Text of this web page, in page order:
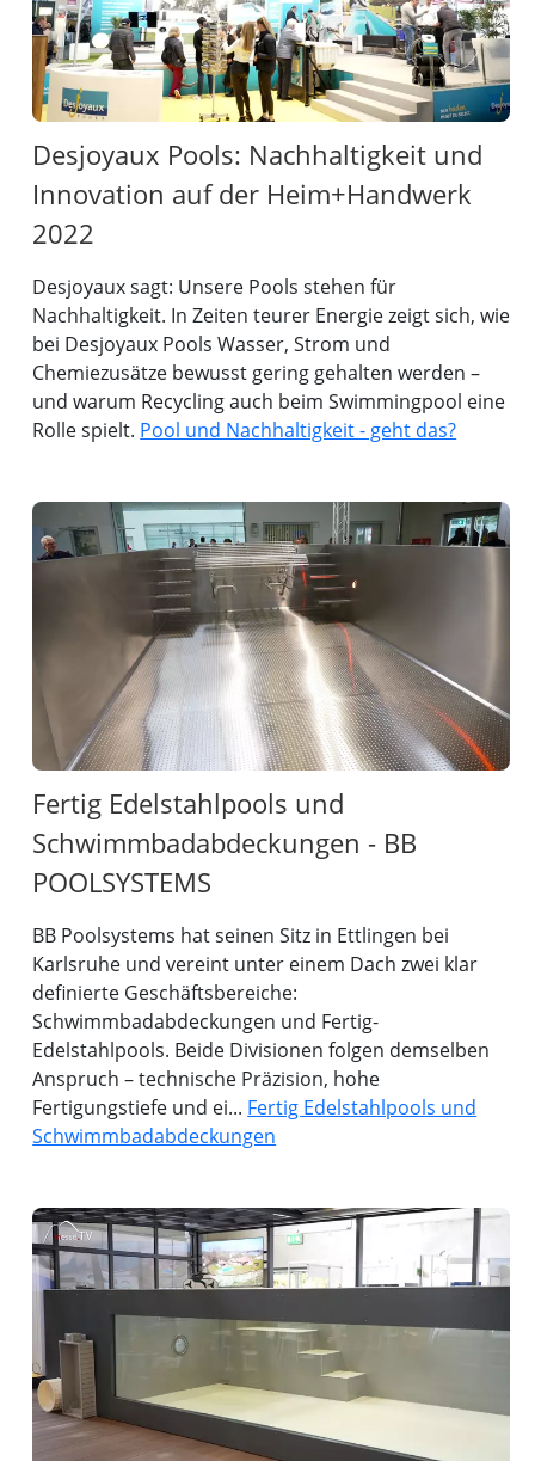
Desjoyaux Pools: Nachhaltigkeit und
Innovation auf der Heim+Handwerk
2022
Desjoyaux sagt: Unsere Pools stehen für
Nachhaltigkeit. In Zeiten teurer Energie zeigt sich, wie
bei Desjoyaux Pools Wasser, Strom und
Chemiezusätze bewusst gering gehalten werden –
und warum Recycling auch beim Swimmingpool eine
Rolle spielt. Pool und Nachhaltigkeit - geht das?
Fertig Edelstahlpools und
Schwimmbadabdeckungen - BB
POOLSYSTEMS
BB Poolsystems hat seinen Sitz in Ettlingen bei
Karlsruhe und vereint unter einem Dach zwei klar
definierte Geschäftsbereiche:
Schwimmbadabdeckungen und Fertig-
Edelstahlpools. Beide Divisionen folgen demselben
Anspruch – technische Präzision, hohe
Fertigungstiefe und ei... Fertig Edelstahlpools und
Schwimmbadabdeckungen